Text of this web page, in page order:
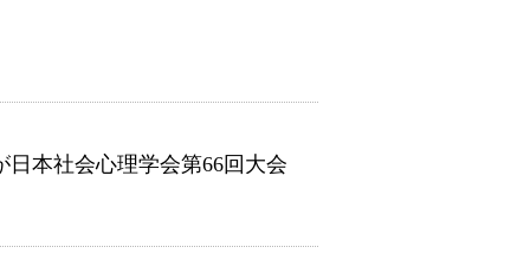
日本社会心理学会第66回大会